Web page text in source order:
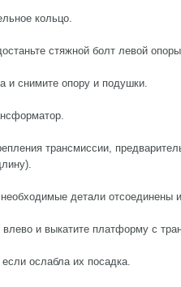
кольцо.
стяжной болт левой
и снимите опору и подушки.
трансмиссии,
детали отсоединены
и выкатите платформу с
ослабла их посадка.